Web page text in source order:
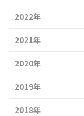
2022年
2021年
2020年
2019年
2018年